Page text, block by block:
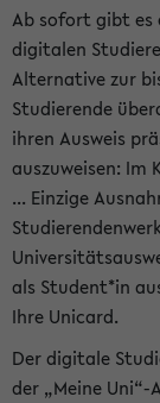
Ab sofort gibt es
digitalen
Alternative zur
Studierende
ihren Ausweis
auszuweisen: Im
... Einzige
als Student*in
Ihre Unicard.
Der digitale
der „Meine